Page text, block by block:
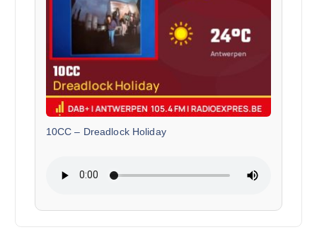
10CC – Dreadlock Holiday